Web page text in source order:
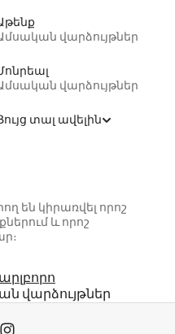
վարձույթներ
վարձույթներ
տալ ավելին
են կիրառվել որոշ
և որոշ
վարձույթներ